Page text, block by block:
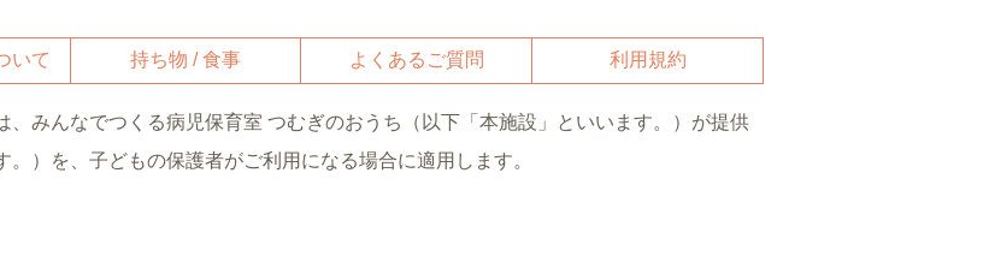
いて 持ち物 / 食事 よくあるご質問 利用規約
みんなでつくる病児保育室 つむぎのおうち（以下「本施設」といいます。）が提供
）を、子どもの保護者がご利用になる場合に適用します。